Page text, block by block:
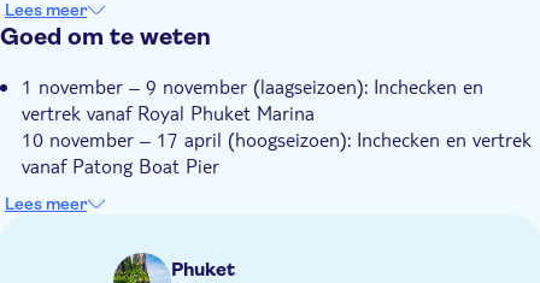
Lees meer
Goed om te weten
1 november – 9 november (laagseizoen): Inchecken en
vertrek vanaf Royal Phuket Marina
10 november – 17 april (hoogseizoen): Inchecken en vertrek
vanaf Patong Boat Pier
vanaf Royal Phuket Marina
Er vertrekt elke twintig minuten* een shuttleboot
(*afhankelijk van beschikbaarheid) van de pier naar Yona
Lees meer
Phuket